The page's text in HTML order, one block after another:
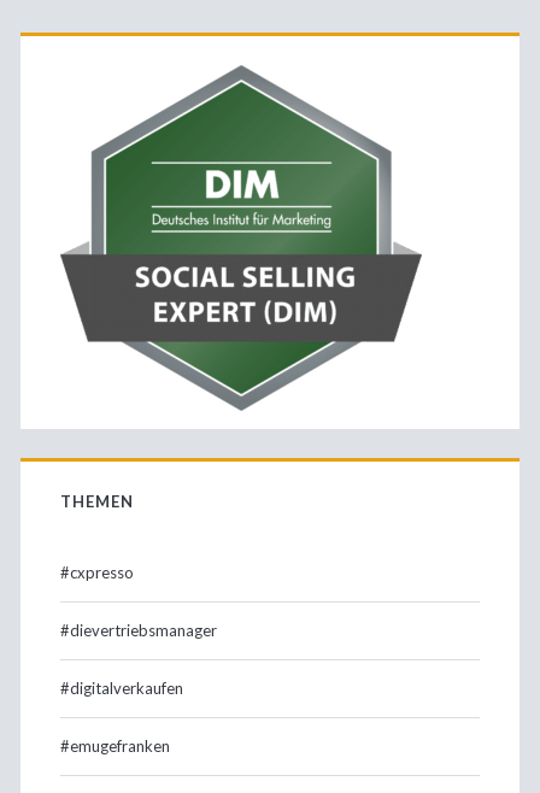
Primäre
Sidebar
THEMEN
#cxpresso
#dievertriebsmanager
#digitalverkaufen
#emugefranken